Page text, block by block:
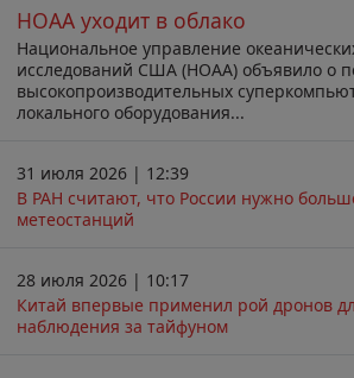
НОАА уходит в облако
Национальное управление
исследований США (НОАА) объявило о
высокопроизводительных
локального оборудования...
31 июля 2026 | 12:39
В РАН считают, что России нужно
метеостанций
28 июля 2026 | 10:17
Китай впервые применил рой дронов
наблюдения за тайфуном